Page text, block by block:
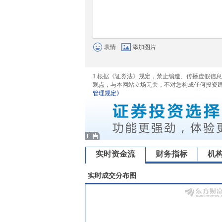
表情 添加图片
1.根据《证券法》规定，禁止编造、传播虚假信
观点，与本网站立场无关，不对您构成任何投资
管理规定》
实时资金流 财务指标 机
实时成交分布图